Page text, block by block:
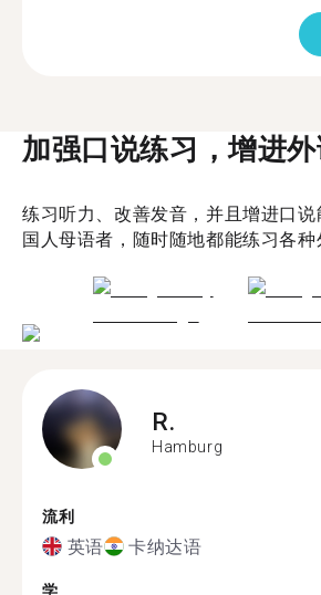
加强口说练习，增进
练习听力、改善发音，并且增进口
国人母语者，随时随地都能练习各种
R.
Hamburg
流利
英语 卡纳达语
学